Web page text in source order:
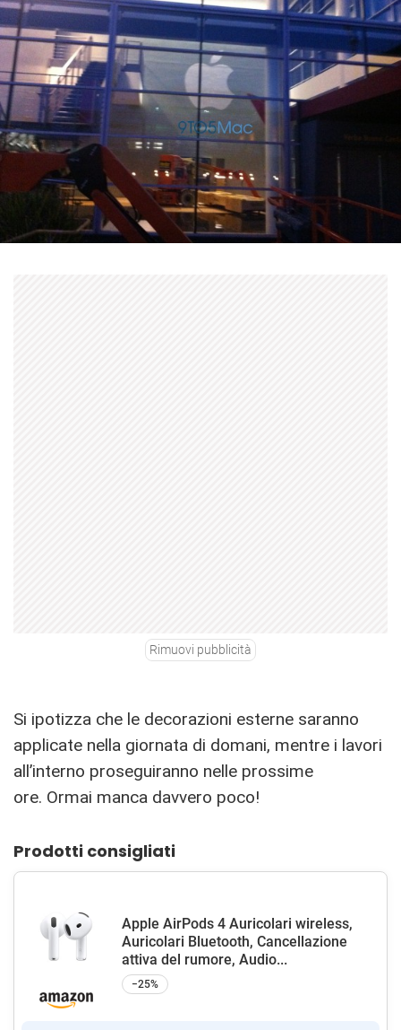
Rimuovi pubblicità
Si ipotizza che le decorazioni esterne saranno
applicate nella giornata di domani, mentre i lavori
all’interno proseguiranno nelle prossime
ore. Ormai manca davvero poco!
Prodotti consigliati
Apple AirPods 4 Auricolari wireless,
Auricolari Bluetooth, Cancellazione
attiva del rumore, Audio...
−25%